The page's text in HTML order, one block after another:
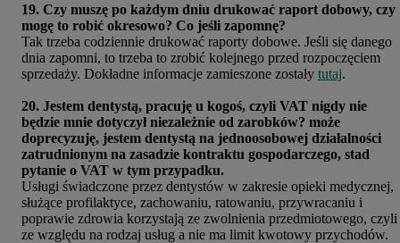
19. Czy muszę po każdym dniu drukować raport dobowy, czy
mogę to robić okresowo? Co jeśli zapomnę?
Tak trzeba codziennie drukować raporty dobowe. Jeśli się danego
dnia zapomni, to trzeba to zrobić kolejnego przed rozpoczęciem
sprzedaży. Dokładne informacje zamieszone zostały tutaj.
20. Jestem dentystą, pracuję u kogoś, czyli VAT nigdy nie
będzie mnie dotyczył niezależnie od zarobków? może
doprecyzuję, jestem dentystą na jednoosobowej działalności
zatrudnionym na zasadzie kontraktu gospodarczego, stad
pytanie o VAT w tym przypadku.
Usługi świadczone przez dentystów w zakresie opieki medycznej,
służące profilaktyce, zachowaniu, ratowaniu, przywracaniu i
poprawie zdrowia korzystają ze zwolnienia przedmiotowego, czyli
ze względu na rodzaj usług a nie ma limit kwotowy przychodów.